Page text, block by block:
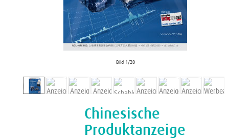
Bild 1/20
Chinesische
Produktanzeige